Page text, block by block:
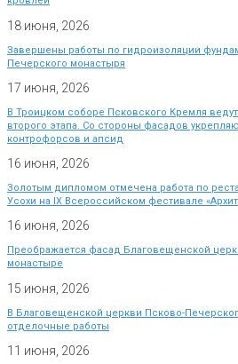
18 июня, 2026
Завершены работы по гидроизоляции
Печерского монастыря
17 июня, 2026
В Троицком соборе Псковского Кремля
второго этапа. Со стороны фасадов
контрофорсов и апсид
16 июня, 2026
Золотым дипломом отмечена работа по
Усохи на IX Всероссийском фестивале
16 июня, 2026
Преображается фасад Благовещенской
монастыре
15 июня, 2026
В Благовещенской церкви Псково-
отделочные работы
11 июня, 2026